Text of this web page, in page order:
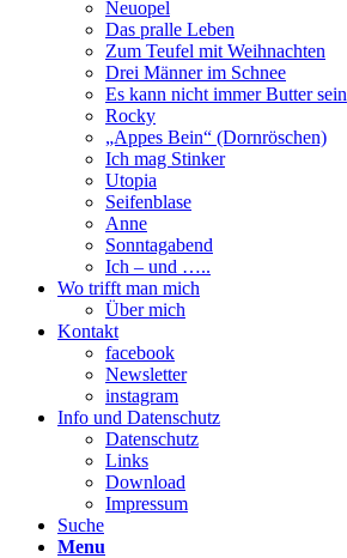
Neuopel
Das pralle Leben
Zum Teufel mit Weihnachten
Drei Männer im Schnee
Es kann nicht immer Butter sein
Rocky
„Appes Bein“ (Dornröschen)
Ich mag Stinker
Utopia
Seifenblase
Anne
Sonntagabend
Ich – und …..
Wo trifft man mich
Über mich
Kontakt
facebook
Newsletter
instagram
Info und Datenschutz
Datenschutz
Links
Download
Impressum
Suche
Menu